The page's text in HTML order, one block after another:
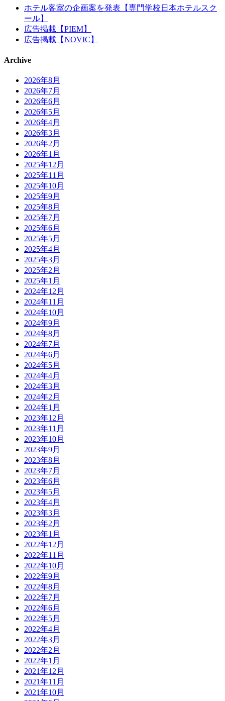
ホテル客室の企画案を発表【専門学校日本ホテルスク
ール】
広告掲載【PIEM】
広告掲載【NOVIC】
Archive
2026年8月
2026年7月
2026年6月
2026年5月
2026年4月
2026年3月
2026年2月
2026年1月
2025年12月
2025年11月
2025年10月
2025年9月
2025年8月
2025年7月
2025年6月
2025年5月
2025年4月
2025年3月
2025年2月
2025年1月
2024年12月
2024年11月
2024年10月
2024年9月
2024年8月
2024年7月
2024年6月
2024年5月
2024年4月
2024年3月
2024年2月
2024年1月
2023年12月
2023年11月
2023年10月
2023年9月
2023年8月
2023年7月
2023年6月
2023年5月
2023年4月
2023年3月
2023年2月
2023年1月
2022年12月
2022年11月
2022年10月
2022年9月
2022年8月
2022年7月
2022年6月
2022年5月
2022年4月
2022年3月
2022年2月
2022年1月
2021年12月
2021年11月
2021年10月